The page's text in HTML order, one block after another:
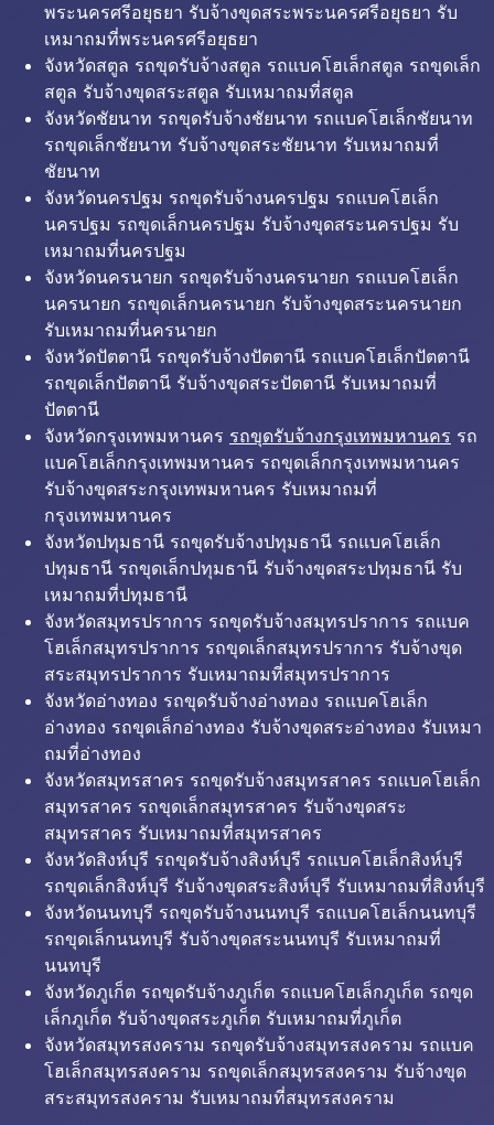
พระนครศรีอยุธยา รับจ้างขุดสระพระนครศรีอยุธยา รับ
เหมาถมที่พระนครศรีอยุธยา
จังหวัดสตูล รถขุดรับจ้างสตูล รถแบคโฮเล็กสตูล รถขุดเล็ก
สตูล รับจ้างขุดสระสตูล รับเหมาถมที่สตูล
จังหวัดชัยนาท รถขุดรับจ้างชัยนาท รถแบคโฮเล็กชัยนาท
รถขุดเล็กชัยนาท รับจ้างขุดสระชัยนาท รับเหมาถมที่
ชัยนาท
จังหวัดนครปฐม รถขุดรับจ้างนครปฐม รถแบคโฮเล็ก
นครปฐม รถขุดเล็กนครปฐม รับจ้างขุดสระนครปฐม รับ
เหมาถมที่นครปฐม
จังหวัดนครนายก รถขุดรับจ้างนครนายก รถแบคโฮเล็ก
นครนายก รถขุดเล็กนครนายก รับจ้างขุดสระนครนายก
รับเหมาถมที่นครนายก
จังหวัดปัตตานี รถขุดรับจ้างปัตตานี รถแบคโฮเล็กปัตตานี
รถขุดเล็กปัตตานี รับจ้างขุดสระปัตตานี รับเหมาถมที่
ปัตตานี
จังหวัดกรุงเทพมหานคร รถขุดรับจ้างกรุงเทพมหานคร รถ
แบคโฮเล็กกรุงเทพมหานคร รถขุดเล็กกรุงเทพมหานคร
รับจ้างขุดสระกรุงเทพมหานคร รับเหมาถมที่
กรุงเทพมหานคร
จังหวัดปทุมธานี รถขุดรับจ้างปทุมธานี รถแบคโฮเล็ก
ปทุมธานี รถขุดเล็กปทุมธานี รับจ้างขุดสระปทุมธานี รับ
เหมาถมที่ปทุมธานี
จังหวัดสมุทรปราการ รถขุดรับจ้างสมุทรปราการ รถแบค
โฮเล็กสมุทรปราการ รถขุดเล็กสมุทรปราการ รับจ้างขุด
สระสมุทรปราการ รับเหมาถมที่สมุทรปราการ
จังหวัดอ่างทอง รถขุดรับจ้างอ่างทอง รถแบคโฮเล็ก
อ่างทอง รถขุดเล็กอ่างทอง รับจ้างขุดสระอ่างทอง รับเหมา
ถมที่อ่างทอง
จังหวัดสมุทรสาคร รถขุดรับจ้างสมุทรสาคร รถแบคโฮเล็ก
สมุทรสาคร รถขุดเล็กสมุทรสาคร รับจ้างขุดสระ
สมุทรสาคร รับเหมาถมที่สมุทรสาคร
จังหวัดสิงห์บุรี รถขุดรับจ้างสิงห์บุรี รถแบคโฮเล็กสิงห์บุรี
รถขุดเล็กสิงห์บุรี รับจ้างขุดสระสิงห์บุรี รับเหมาถมที่สิงห์บุรี
จังหวัดนนทบุรี รถขุดรับจ้างนนทบุรี รถแบคโฮเล็กนนทบุรี
รถขุดเล็กนนทบุรี รับจ้างขุดสระนนทบุรี รับเหมาถมที่
นนทบุรี
จังหวัดภูเก็ต รถขุดรับจ้างภูเก็ต รถแบคโฮเล็กภูเก็ต รถขุด
เล็กภูเก็ต รับจ้างขุดสระภูเก็ต รับเหมาถมที่ภูเก็ต
จังหวัดสมุทรสงคราม รถขุดรับจ้างสมุทรสงคราม รถแบค
โฮเล็กสมุทรสงคราม รถขุดเล็กสมุทรสงคราม รับจ้างขุด
สระสมุทรสงคราม รับเหมาถมที่สมุทรสงคราม